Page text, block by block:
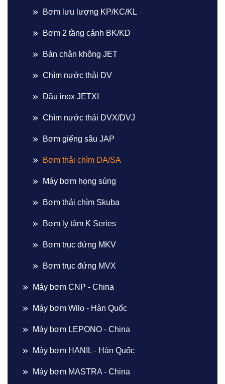
Bơm lưu lượng KP/KC/KL
Bơm 2 tầng cánh BK/KD
Bán chân không JET
Chìm nước thải DV
Đầu inox JETXI
Chìm nước thải DVX/DVJ
Bơm giếng sâu JAP
Bơm thải chìm DA/SA
Máy bơm họng súng
Bơm thải chìm Skuba
Bơm ly tâm K Series
Bơm trục đứng MKV
Bơm trục đứng MVX
Máy bơm CNP - China
Máy bơm Wilo - Hàn Quốc
Máy bơm LEPONO - China
Máy bơm HANIL - Hàn Quốc
Máy bơm MASTRA - China